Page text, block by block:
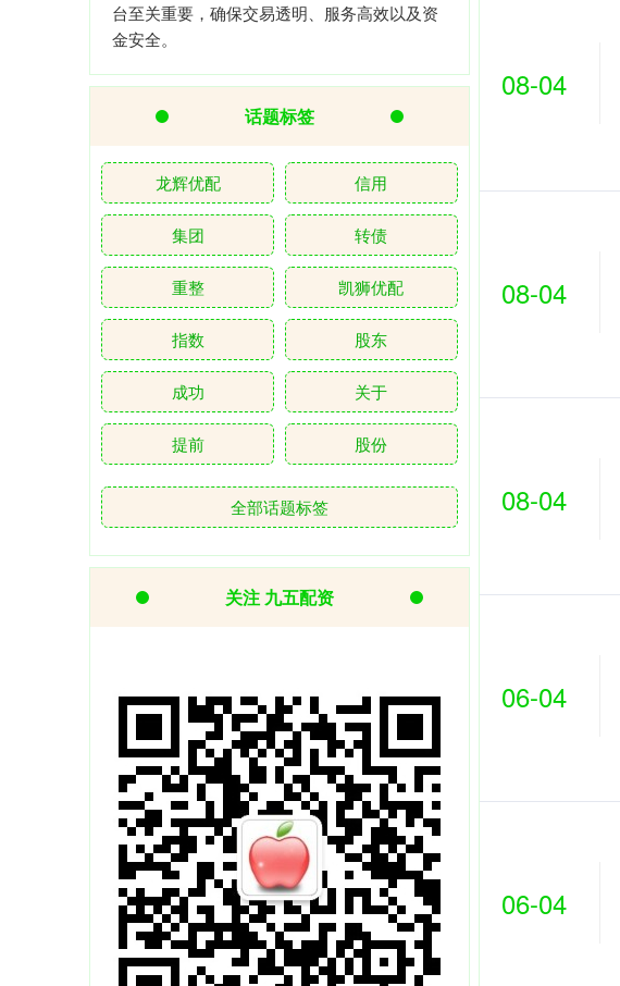
08-04
08-04
08-04
06-04
06-04
台至关重要，确保交易透明、服务高效以及资
金安全。
话题标签
龙辉优配 信用
集团 转债
重整 凯狮优配
指数 股东
成功 关于
提前 股份
全部话题标签
关注 九五配资